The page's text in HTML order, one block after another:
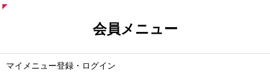
会員メニュー
マイメニュー登録・ログイン